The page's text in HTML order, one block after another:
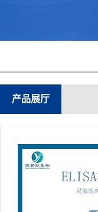
产品展厅